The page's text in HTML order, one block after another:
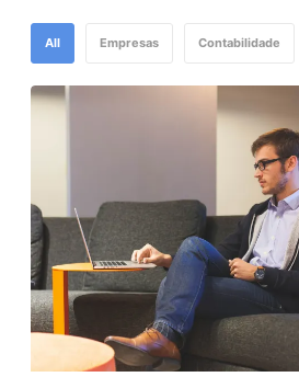
All Empresas Contabilidade